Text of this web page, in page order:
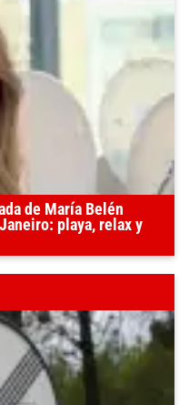
de María Belén
playa, relax y